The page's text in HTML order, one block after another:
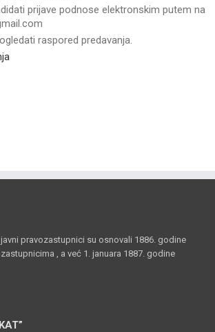
prijave podnose elektronskim putem na
raspored predavanja.
pravozastupnici su osnovali 1886. godine
, a već 1. januara 1887. godine